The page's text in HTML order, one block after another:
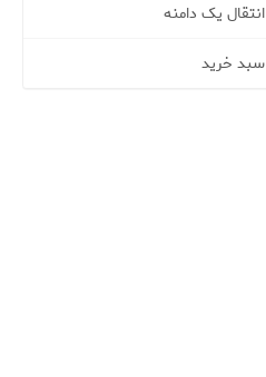
انتقال یک دامنه
سبد خرید